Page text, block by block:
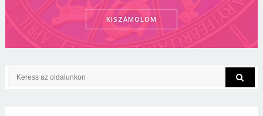
KISZÁMOLOM